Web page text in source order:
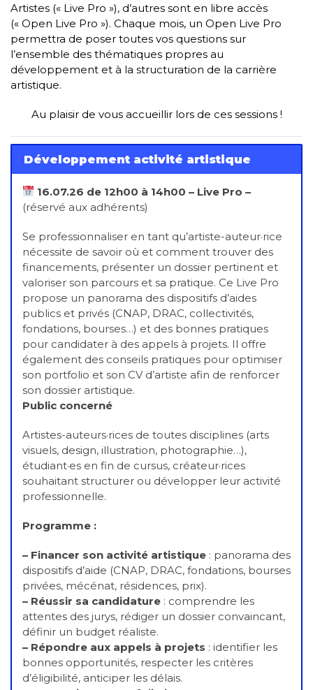
Artistes (« Live Pro »), d’autres sont en libre accès
(« Open Live Pro »). Chaque mois, un Open Live Pro
permettra de poser toutes vos questions sur
l’ensemble des thématiques propres au
développement et à la structuration de la carrière
artistique.
Au plaisir de vous accueillir lors de ces sessions !
Développement activité artistique
16.07.26 de 12h00 à 14h00 – Live Pro –
(réservé aux adhérents)
Se professionnaliser en tant qu’artiste-auteur·rice
nécessite de savoir où et comment trouver des
financements, présenter un dossier pertinent et
valoriser son parcours et sa pratique. Ce Live Pro
propose un panorama des dispositifs d’aides
publics et privés (CNAP, DRAC, collectivités,
fondations, bourses…) et des bonnes pratiques
pour candidater à des appels à projets. Il offre
également des conseils pratiques pour optimiser
son portfolio et son CV d’artiste afin de renforcer
son dossier artistique.
Public concerné
Artistes-auteurs·rices de toutes disciplines (arts
visuels, design, illustration, photographie…),
étudiant·es en fin de cursus, créateur·rices
souhaitant structurer ou développer leur activité
professionnelle.
Programme :
– Financer son activité artistique : panorama des
dispositifs d’aide (CNAP, DRAC, fondations, bourses
privées, mécénat, résidences, prix).
– Réussir sa candidature : comprendre les
attentes des jurys, rédiger un dossier convaincant,
définir un budget réaliste.
– Répondre aux appels à projets : identifier les
bonnes opportunités, respecter les critères
d’éligibilité, anticiper les délais.